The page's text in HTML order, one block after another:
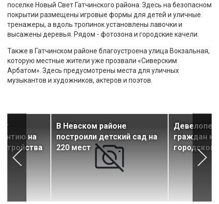
поселке Новый Свет Гатчинского района. Здесь на безопасном
покрытии размещены игровые формы для детей и уличные
тренажеры, а вдоль тропинок установлены лавочки и
высажены деревья. Рядом - фотозона и городские качели.
Также в Гатчинском районе благоустроена улица Вокзальная,
которую местные жители уже прозвали «Сиверским
Арбатом». Здесь предусмотрены места для уличных
музыкантов и художников, актеров и поэтов.
на
В Невском районе
построили детский сад на
220 мест
Девелопер
граждан к
городской